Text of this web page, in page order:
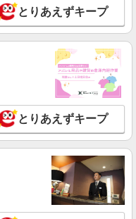
とりあえずキープ
とりあえずキープ